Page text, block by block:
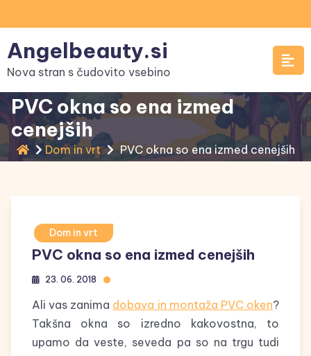
to
content
Angelbeauty.si
Nova stran s čudovito vsebino
PVC okna so ena izmed
cenejših
Dom in vrt PVC okna so ena izmed cenejših
Dom in vrt
PVC okna so ena izmed cenejših
23. 06. 2018
Ali vas zanima dobava in montaža PVC oken?
Takšna okna so izredno kakovostna, to
upamo da veste, seveda pa so na trgu tudi